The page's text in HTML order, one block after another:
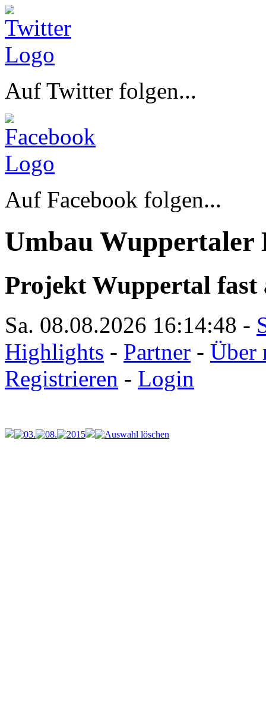
Auf Twitter folgen...
Auf Facebook folgen...
Umbau Wuppertaler
Projekt Wuppertal fast
Sa. 08.08.2026 16:14:48 -
Highlights - Partner - Über
Registrieren - Login